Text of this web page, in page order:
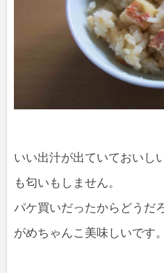
いい出汁が出ていておいし
も匂いもしません。
パケ買いだったからどうだ
がめちゃんこ美味しいです。